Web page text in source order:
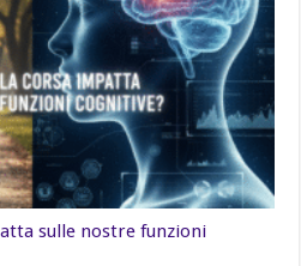
sulle nostre funzioni